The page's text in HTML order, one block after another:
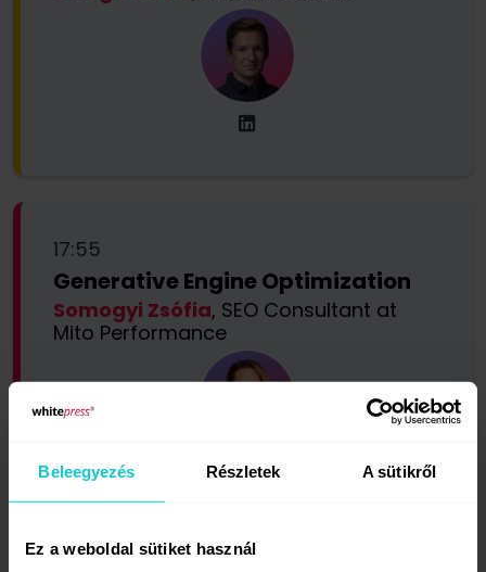
Beleegyezés Részletek A sütikről
Ez a weboldal sütiket használ
17:55
Generative Engine Optimization
Somogyi Zsófia, SEO Consultant at
Mito Performance